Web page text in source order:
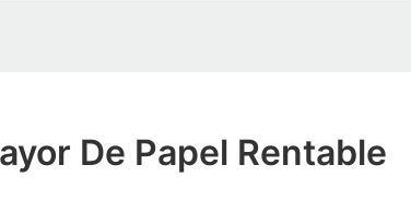
De Papel Rentable